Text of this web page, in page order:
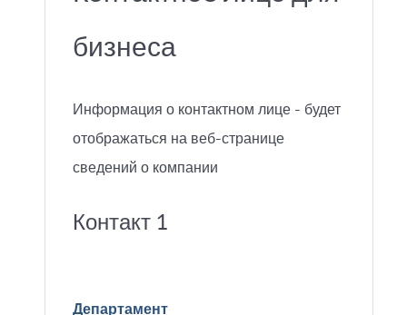
бизнеса
Информация о контактном лице - будет
отображаться на веб-странице
сведений о компании
Контакт 1
Департамент